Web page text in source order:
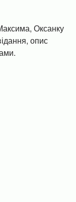
Оксанку
опис